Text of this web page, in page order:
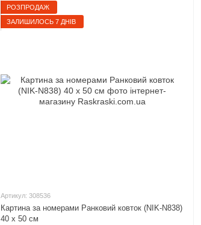
РОЗПРОДАЖ
ЗАЛИШИЛОСЬ 7 ДНІВ
Артикул: 308536
Картина за номерами Ранковий ковток (NIK-N838)
40 х 50 см